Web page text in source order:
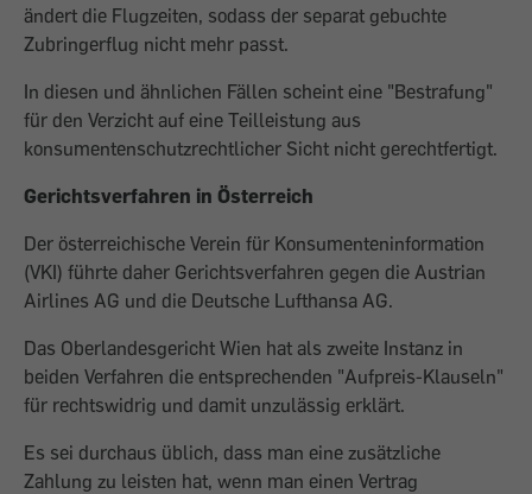
ändert die Flugzeiten, sodass der separat gebuchte
Zubringerflug nicht mehr passt.
In diesen und ähnlichen Fällen scheint eine "Bestrafung"
für den Verzicht auf eine Teilleistung aus
konsumentenschutzrechtlicher Sicht nicht gerechtfertigt.
Gerichtsverfahren in Österreich
Der österreichische Verein für Konsumenteninformation
(VKI) führte daher Gerichtsverfahren gegen die Austrian
Airlines AG und die Deutsche Lufthansa AG.
Das Oberlandesgericht Wien hat als zweite Instanz in
beiden Verfahren die entsprechenden "Aufpreis-Klauseln"
für rechtswidrig und damit unzulässig erklärt.
Es sei durchaus üblich, dass man eine zusätzliche
Zahlung zu leisten hat, wenn man einen Vertrag